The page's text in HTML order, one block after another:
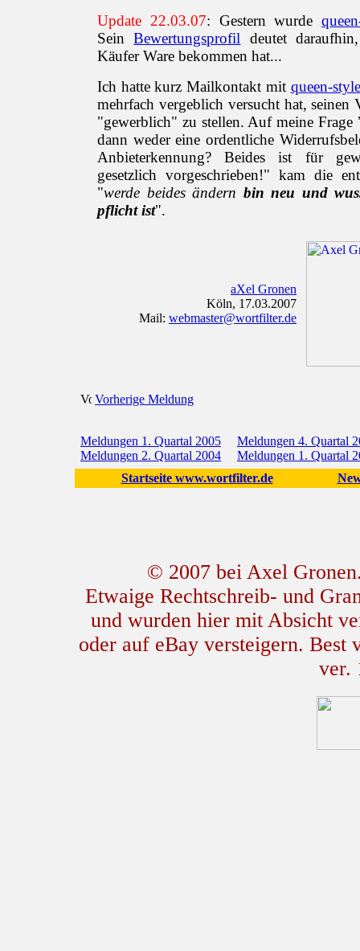
Update 22.03.07: Gestern wurde
SeinBewertungsprofil deutet
Käufer Ware bekommen hat...
Ich hatte kurz Mailkontakt mit queen-
mehrfach vergeblich versucht hat, seinen
"gewerblich" zu stellen. Auf meine Frage
dann weder eine ordentliche
Anbieterkennung? Beides ist für
gesetzlich vorgeschrieben!" kam die
"werde beides ändern bin neu und
pflicht ist".
aXel Gronen
Köln, 17.03.2007
Mail: webmaster@wortfilter.de
Vorherige Meldung
Meldungen 1. Quartal 2005
Meldungen 4. Quartal
Meldungen 2. Quartal 2004
Meldungen 1. Quartal
Startseite www.wortfilter.de
© 2007 bei Axel
Etwaige Rechtschreib- und
und wurden hier mit Absicht
oder auf eBay versteigern. Best
ver.